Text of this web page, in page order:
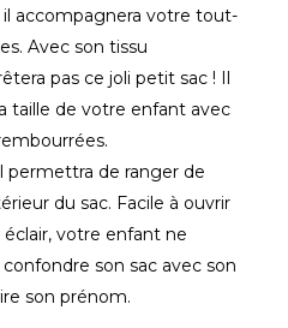
il accompagnera votre tout-
Avec son tissu
pas ce joli petit sac ! Il
taille de votre enfant avec
de ranger de
du sac. Facile à ouvrir
votre enfant ne
son sac avec son
son prénom.